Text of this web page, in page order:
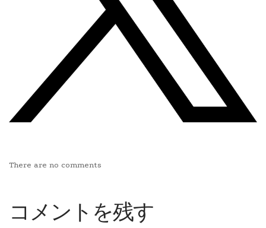
There are no comments
コメントを残す